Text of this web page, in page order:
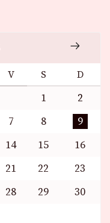
V S D
1
2
7 8
9
14 15
16
21 22
23
28 29
30